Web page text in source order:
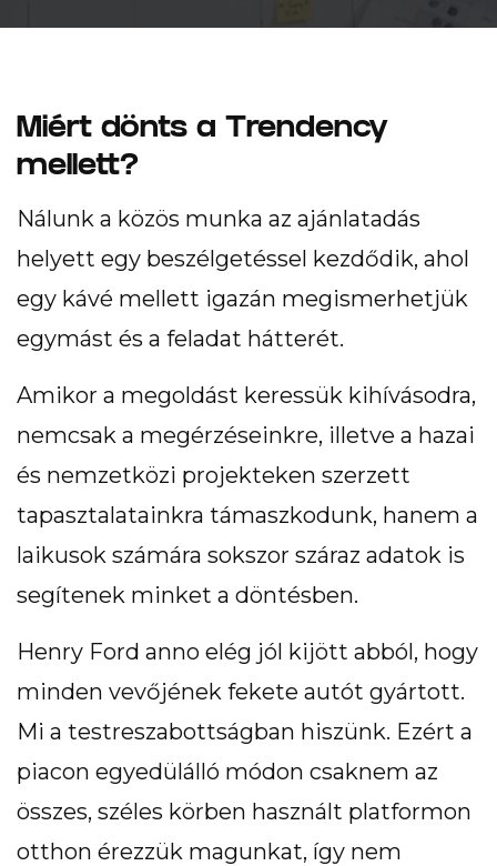
© 2026 Trendency Online Zrt.
Miért dönts a Trendency
mellett?
Nálunk a közös munka az ajánlatadás
helyett egy beszélgetéssel kezdődik, ahol
egy kávé mellett igazán megismerhetjük
egymást és a feladat hátterét.
Amikor a megoldást keressük kihívásodra,
nemcsak a megérzéseinkre, illetve a hazai
és nemzetközi projekteken szerzett
tapasztalatainkra támaszkodunk, hanem a
laikusok számára sokszor száraz adatok is
segítenek minket a döntésben.
Henry Ford anno elég jól kijött abból, hogy
minden vevőjének fekete autót gyártott.
Mi a testreszabottságban hiszünk. Ezért a
piacon egyedülálló módon csaknem az
összes, széles körben használt platformon
otthon érezzük magunkat, így nem